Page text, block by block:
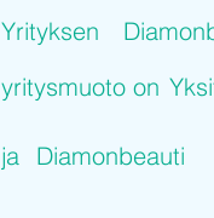
Yrityksen
yritysmuoto on
ja Diamonbeauti